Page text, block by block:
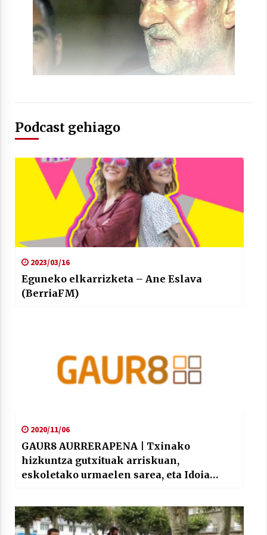
Podcast gehiago
2023/03/16
Eguneko elkarrizketa – Ane Eslava
(BerriaFM)
2020/11/06
GAUR8 AURRERAPENA | Txinako
hizkuntza gutxituak arriskuan,
eskoletako urmaelen sarea, eta Idoia